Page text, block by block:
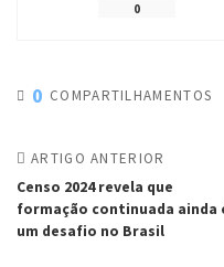
0
0 COMPARTILHAMENTOS
ARTIGO ANTERIOR
Censo 2024 revela que
formação continuada ainda
um desafio no Brasil